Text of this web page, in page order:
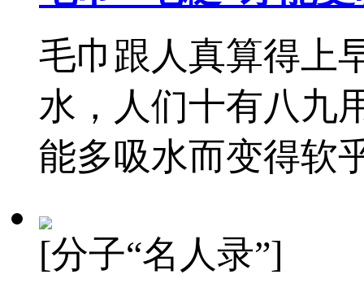
毛巾跟人真算得上
水，人们十有八九
能多吸水而变得软
[分子“名人录”]